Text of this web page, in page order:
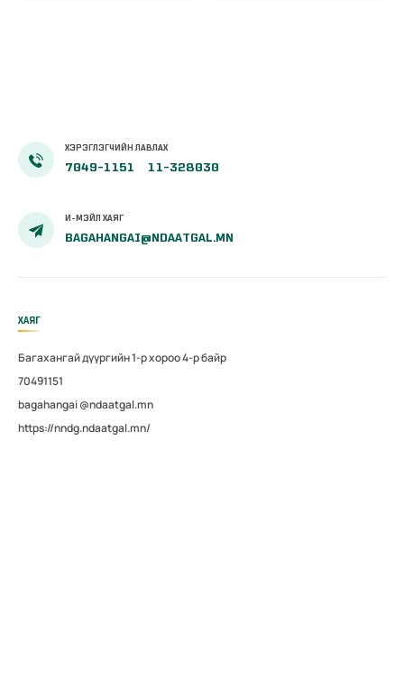
ХЭРЭГЛЭГЧИЙН ЛАВЛАХ
7049-1151 11-328030
И-МЭЙЛ ХАЯГ
BAGAHANGAI@NDAATGAL.MN
ХАЯГ
Багахангай дүүргийн 1-р хороо 4-р байр
70491151
bagahangai @ndaatgal.mn
https://nndg.ndaatgal.mn/